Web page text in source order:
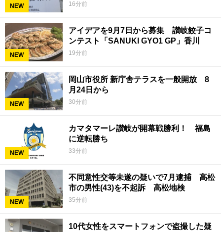
NEW 16分前
NEW
アイデアを9月7日から募集 讃岐餃子コ
ンテスト「SANUKI GYO1 GP」香川
19分前
NEW
岡山市役所 新庁舎テラスを一般開放 8
月24日から
30分前
NEW
カマタマーレ讃岐が開幕戦勝利！ 福島
に逆転勝ち
33分前
NEW
不同意性交等未遂の疑いで7月逮捕 高松
市の男性(43)を不起訴 高松地検
35分前
10代女性をスマートフォンで盗撮した疑